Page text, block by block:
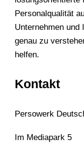
Personalqualität
Unternehmen und
genau zu
helfen.
Kontakt
Persowerk
Im Mediapark 5